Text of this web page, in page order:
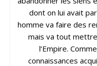
dont on lui avait
homme va faire des
mais va tout
l’Empire.
connaissances